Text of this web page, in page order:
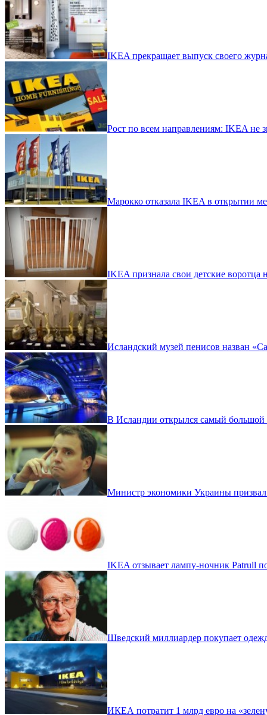
IKEA прекращает выпуск своего
Рост по всем направлениям: IKEA не
Марокко отказала IKEA в открытии
IKEA признала свои детские воротца
Исландский музей пенисов назван
В Исландии открылся самый большой
Министр экономики Украины
IKEA отзывает лампу-ночник Patrull
Шведский миллиардер покупает
ИКЕА потратит 1 млрд евро на